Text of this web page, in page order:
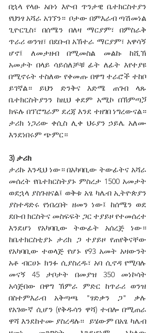
በኋላ የላፁ አቡነ እዮብ ጥንታዊ ቤተክርስተያን
የህንፃ አሻራ አገኘን።  ቦታው በምእራብ ጣሽመነል
ጊዮርጊስ፣ በሰሜን በለዛ ማርያም፣ በምስራቅ
ጥራሪ ወንዝ፣ በደቡብ አኽተራ ማርያም፣ አዋሳኝ
ሆኖ፤ ለመታዘብ በሚመስል መልኩ ከሺኽ
አመታት በላይ ሳይሰለቻቹ ፊት ለፊት እየተያዩ
በሚኖሩት ተስለው የቀመጡ በዋግ ተራሮች ተከቦ
ይገኛል። ይህን ድንቅና እድሜ ጠገብ ላጹ
ቤተክርስትያንን ከዚህ ቀደም አሚኮ በኽምጣጛ
ክፍሉ በፕሮግራም ደረጃ እንደ ተዘገበ ነግረውናል።
ታሪክ ነጋሪው ቀሲስ ሊቀ ህሩያን ኃይሌ አለሙ
እንደነበሩም ጭምር።
3) ታሪክ
ታሪኩ እንዲህ ነው። በአካባቢው ትውፊትና አሻራ
መሰረት የቤተክርስትያኑ ምስረታ 1500 አመታት
ወደኋላ ያስጉዘናል፤ ወቅቱ አፄ ካሌብ ኢትዮጵያን
ያስተዳድሩ የነበረበት ዘመን ነው፤ ከሰሜን ወደ
ደቡብ ክርስትና መስፍፍት ጋር ተያይዞ የተመሰረተ
እንደሆነ የአካባቢው ትውፊት አሰረጅ ነው።
ከቤተክርስቲያኑ ታሪክ ጋ ተያይዞ የጠየቅናቸው
የአካባቢው ተወላጅ የሆኑ የ93 አመት አዛውንት
አቶ ብርሀኑ ክንፉ ሲያስረዱ፣ አባ ሲኖዳ የሚባሉ
መናኝ 45 ታቦታት በመያዝ 350 መነኮሳት
አሳጅበው በዋግ ኽምራ ምድር ከጥራሪ ወንዝ
በስተምእራብ አቅጣጫ "ፃድቃን ጋ" ቃሉ
የአገውኛ ሲሆን (የቅዱሳን ዋሻ) ተብሎ በሚጠራ
ዋሻ እንደከተሙ ያስረዳሉ፡፡  ይሄውም በአፄ ካሌብ